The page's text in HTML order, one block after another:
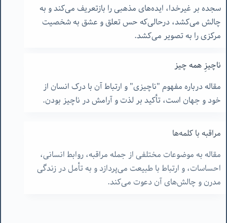
سجده بر غیرخدا، ایده‌های مذهبی را بازتعریف می‌کند و به
چالش می‌کشد، درحالی‌که حس تعلق و عشق به شخصیت
مرکزی را به تصویر می‌کشد.
ناچیزِ همه چیز
مقاله درباره مفهوم "ناچیزی" و ارتباط آن با درک انسان از
خود و جهان است، تأکید بر لذت و آرامش در ناچیز بودن.
مراقبه با کلمه‌ها
مقاله به موضوعات مختلفی از جمله مراقبه، روابط انسانی،
احساسات، و ارتباط با طبیعت می‌پردازد و به تأمل در زندگی
مدرن و چالش‌های آن دعوت می‌کند.